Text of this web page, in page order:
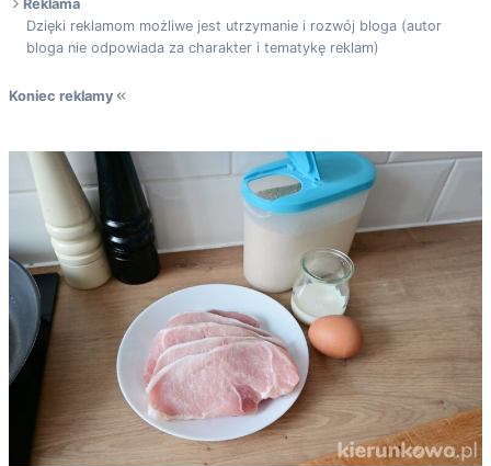
Reklama
Dzięki reklamom możliwe jest utrzymanie i rozwój bloga (autor
bloga nie odpowiada za charakter i tematykę reklam)
Koniec reklamy